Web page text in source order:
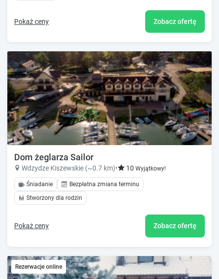
Pokaż ceny Zobacz ofertę
Dom żeglarza Sailor
Wdzydze Kiszewskie (~0.7 km)• 10 Wyjątkowy!
Śniadanie
Bezpłatna zmiana terminu
Stworzony dla rodzin
Pokaż ceny Zobacz ofertę
Rezerwacje online